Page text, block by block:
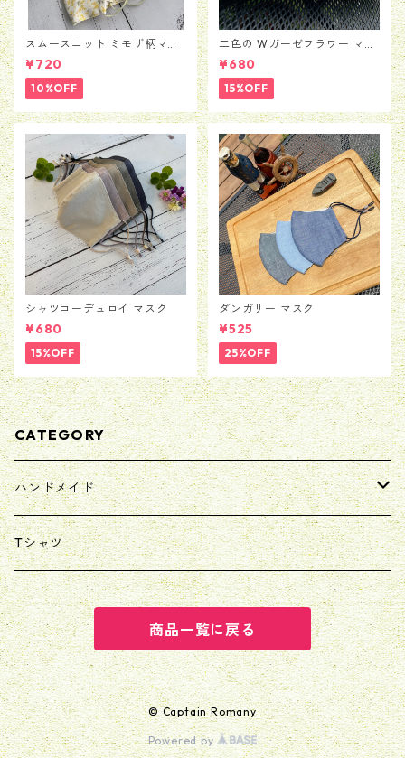
スムースニット ミモザ柄マス
ク
¥720
10%OFF
二色の Wガーゼフラワー マス
ク
¥680
15%OFF
シャツコーデュロイ マスク
¥680
15%OFF
ダンガリー マスク
¥525
25%OFF
CATEGORY
ハンドメイド
マスク/マスクカバー
リバティ
巾着
スタイ/ヨダレかけ
Tシャツ
商品一覧に戻る
© Captain Romany
Powered by